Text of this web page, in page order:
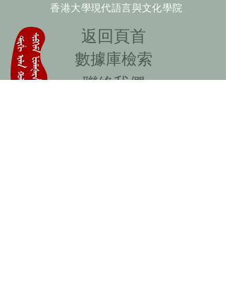
香港大學現代語言與文化學院
​返回頁首
數據庫檢索
聯絡我們